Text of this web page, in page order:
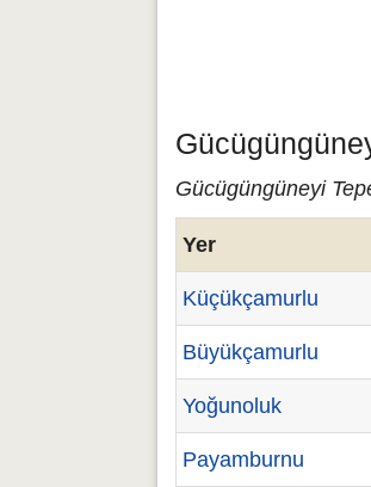
Gücügüngüneyi
Yer
Küçükçamurlu
Büyükçamurlu
Yoğunoluk
Payamburnu